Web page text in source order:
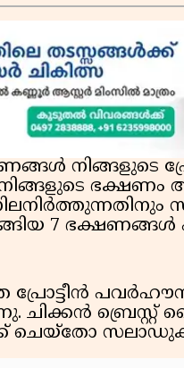
നിങ്ങളുടെ
നിങ്ങളുടെ
7
ചിക്കൻ ബ്രെസ്റ്റ്
ചെയ്തോ